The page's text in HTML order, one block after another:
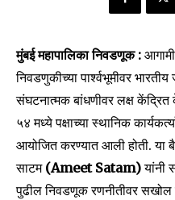
मुंबई महापालिका निवडणूक :
निवडणुकीच्या पार्श्वभूमीवर भारतीय
संघटनात्मक बांधणीवर लक्ष
५४ मध्ये पक्षाच्या स्थानिक
आयोजित करण्यात आली होती. या
साटम (Ameet Satam)यांनी
पुढील निवडणूक रणनीतीवर सखोल